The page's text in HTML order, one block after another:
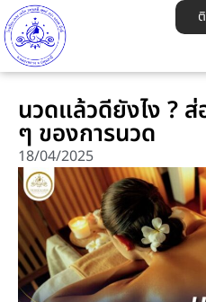
นวดแล้วดียังไง ? ส่
ๆ ของการนวด
18/04/2025